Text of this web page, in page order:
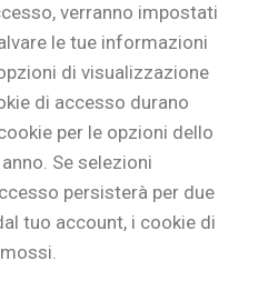
verranno impostati
le tue informazioni
di visualizzazione
di accesso durano
per le opzioni dello
Se selezioni
persisterà per due
tuo account, i cookie di